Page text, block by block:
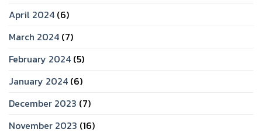
April 2024 (6)
March 2024 (7)
February 2024 (5)
January 2024 (6)
December 2023 (7)
November 2023 (16)